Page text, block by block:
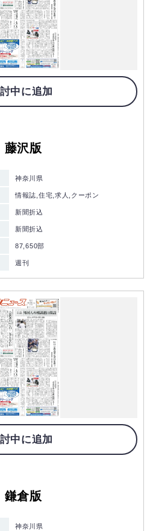
中に追加
沢版
神奈川県
情報誌,住宅,求人,クーポン
新聞折込
新聞折込
87,650部
週刊
中に追加
倉版
神奈川県